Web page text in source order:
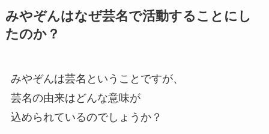
みやぞんはなぜ芸名で活動することにし
たのか？
みやぞんは芸名ということですが、
芸名の由来はどんな意味が
込められているのでしょうか？